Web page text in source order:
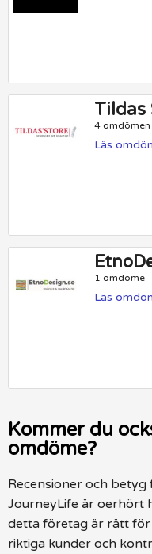
Tildas
4 omdömen
Läs
1 omdöme
Läs
Kommer du
omdöme?
Recensioner och
JourneyLife är oerhört
detta företag är rätt för
riktiga kunder och